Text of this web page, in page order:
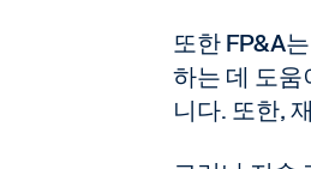
또한 FP&A
하는 데 도움
니다. 또한,